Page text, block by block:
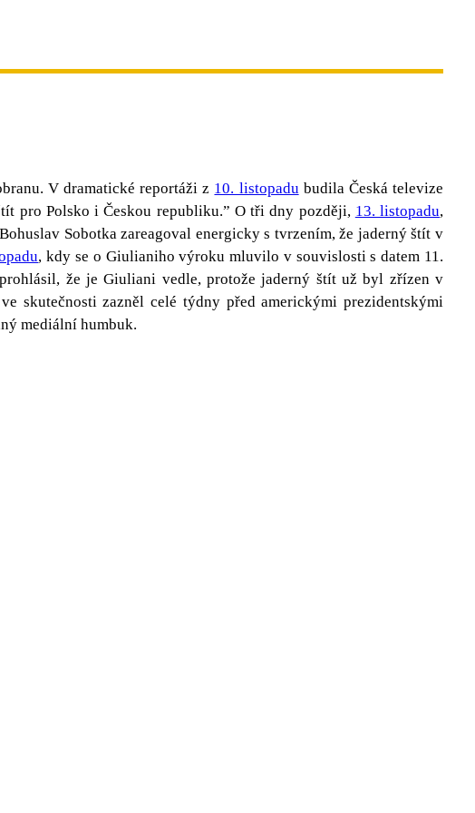
V dramatické reportáži z 10. listopadu budila Česká televize
pro Polsko i Českou republiku.” O tři dny později, 13. listopadu,
Sobotka zareagoval energicky s tvrzením, že jaderný štít v
, kdy se o Giulianiho výroku mluvilo v souvislosti s datem 11.
že je Giuliani vedle, protože jaderný štít už byl zřízen v
skutečnosti zazněl celé týdny před americkými prezidentskými
mediální humbuk.